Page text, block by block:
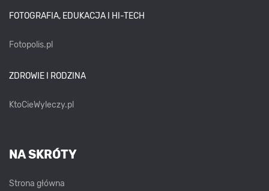
FOTOGRAFIA, EDUKACJA I HI-TECH
Fotopolis.pl
ZDROWIE I RODZINA
KtoCieWyleczy.pl
NA SKRÓTY
Strona główna